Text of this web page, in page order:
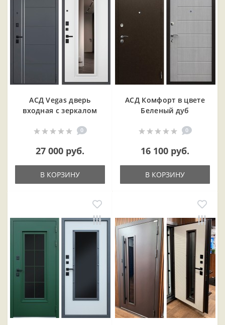
АСД Vegas дверь
входная с зеркалом
0
27 000 руб.
В КОРЗИНУ
АСД Комфорт в цвете
Беленый дуб
0
16 100 руб.
В КОРЗИНУ